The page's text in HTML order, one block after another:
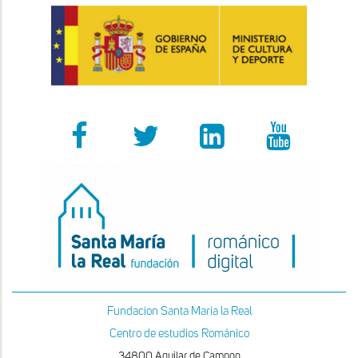
Fundacion Santa Maria la Real
Centro de estudios Románico